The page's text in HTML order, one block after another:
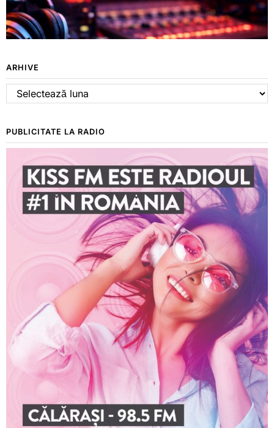
ARHIVE
Arhive
PUBLICITATE LA RADIO